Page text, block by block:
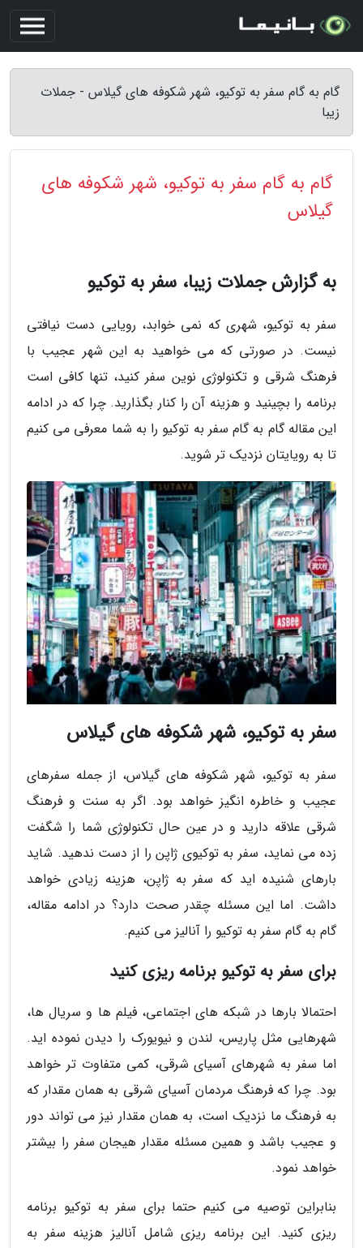
گام به گام سفر به توکیو، شهر شکوفه های گیلاس - جملات
زیبا
گام به گام سفر به توکیو، شهر شکوفه های
گیلاس
به گزارش جملات زیبا، سفر به توکیو
سفر به توکیو، شهری که نمی خوابد، رویایی دست نیافتی
نیست. در صورتی که می خواهید به این شهر عجیب با
فرهنگ شرقی و تکنولوژی نوین سفر کنید، تنها کافی است
برنامه را بچینید و هزینه آن را کنار بگذارید. چرا که در ادامه
این مقاله گام به گام سفر به توکیو را به شما معرفی می کنیم
تا به رویایتان نزدیک تر شوید.
سفر به توکیو، شهر شکوفه های گیلاس
سفر به توکیو، شهر شکوفه های گیلاس، از جمله سفرهای
عجیب و خاطره انگیز خواهد بود. اگر به سنت و فرهنگ
شرقی علاقه دارید و در عین حال تکنولوژی شما را شگفت
زده می نماید، سفر به توکیوی ژاپن را از دست ندهید. شاید
بارهای شنیده اید که سفر به ژاپن، هزینه زیادی خواهد
داشت. اما این مسئله چقدر صحت دارد؟ در ادامه مقاله،
گام به گام سفر به توکیو را آنالیز می کنیم.
برای سفر به توکیو برنامه ریزی کنید
احتمالا بارها در شبکه های اجتماعی، فیلم ها و سریال ها،
شهرهایی مثل پاریس، لندن و نیویورک را دیدن نموده اید.
اما سفر به شهرهای آسیای شرقی، کمی متفاوت تر خواهد
بود. چرا که فرهنگ مردمان آسیای شرقی به همان مقدار که
به فرهنگ ما نزدیک است، به همان مقدار نیز می تواند دور
و عجیب باشد و همین مسئله مقدار هیجان سفر را بیشتر
خواهد نمود.
بنابراین توصیه می کنیم حتما برای سفر به توکیو برنامه
ریزی کنید. این برنامه ریزی شامل آنالیز هزینه سفر به